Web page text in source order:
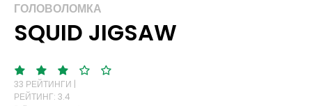
ГОЛОВОЛОМКА
SQUID JIGSAW
33 РЕЙТИНГИ |
РЕЙТИНГ: 3.4